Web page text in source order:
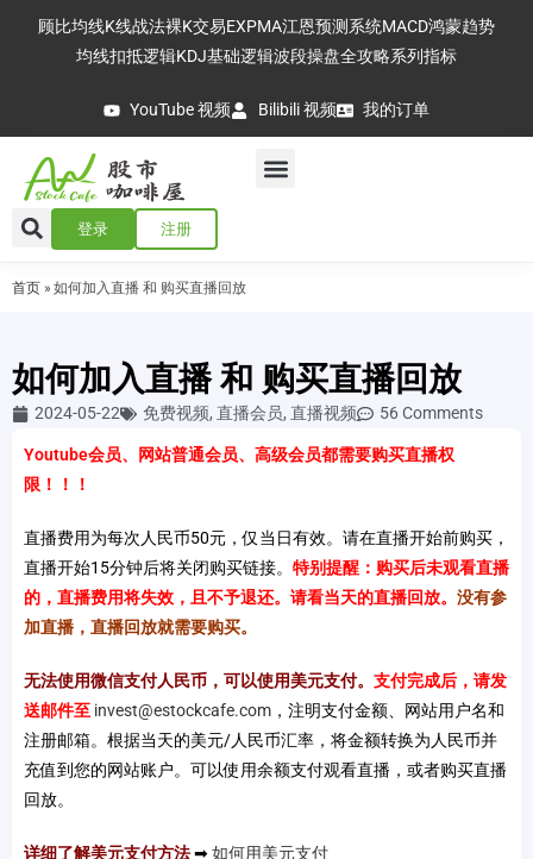
顾比均线K线战法裸K交易EXPMA江恩预测系统MACD鸿蒙趋势
均线扣抵逻辑KDJ基础逻辑波段操盘全攻略系列指标
YouTube 视频 Bilibili 视频 我的订单
登录 注册
首页 » 如何加入直播 和 购买直播回放
如何加入直播 和 购买直播回放
2024-05-22 免费视频, 直播会员, 直播视频 56 Comments
Youtube会员、网站普通会员、高级会员都需要购买直播权
限！！！
直播费用为每次人民币50元，仅当日有效。请在直播开始前购买，
直播开始15分钟后将关闭购买链接。 特别提醒：购买后未观看直播
的，直播费用将失效，且不予退还。请看当天的直播回放。 没有参
加直播，直播回放就需要购买。
无法使用微信支付人民币，可以使用美元支付。 支付完成后，请发
送邮件至 invest@estockcafe.com ，注明支付金额、网站用户名和
注册邮箱。根据当天的美元/人民币汇率，将金额转换为人民币并
充值到您的网站账户。可以使用余额支付观看直播，或者购买直播
回放。
详细了解美元支付方法➡如何用美元支付